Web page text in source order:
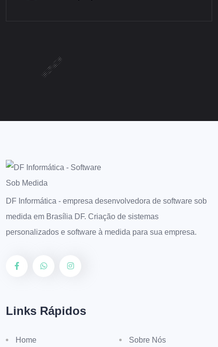
DF Informática - empresa desenvolvedora de software sob
medida em Brasília DF. Criação de sistemas
personalizados e software à medida para sua empresa.
Links Rápidos
Home Sobre Nós